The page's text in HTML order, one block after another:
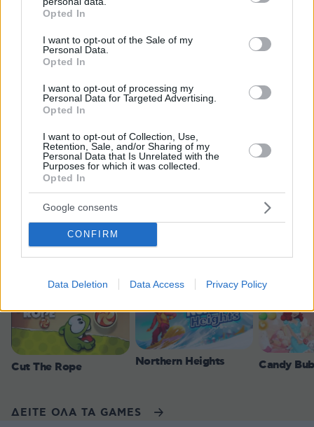
grant or deny consent to Google and its third-party tags to
use your data for below specified purposes in below Google
consent section.
Opted In
I want to opt-out of the Sale of my
Personal Data.
Opted In
I want to opt-out of processing my
Personal Data for Targeted Advertising.
Opted In
I want to opt-out of Collection, Use,
Retention, Sale, and/or Sharing of my
Personal Data that Is Unrelated with the
Purposes for which it was collected.
Opted In
Google consents
CONFIRM
Data Deletion Data Access Privacy Policy
ξέφρενες μέρες και νύχτες
05.08.2026, 15:21 88
Ποια είναι τα δέντρα που μπορούν να
απέναντι στις πυρκαγιές
05.08.2026, 10:50 52
Games
Cut The Rope Northern Heights Candy
ΔΕΙΤΕ ΟΛΑ ΤΑ GAMES